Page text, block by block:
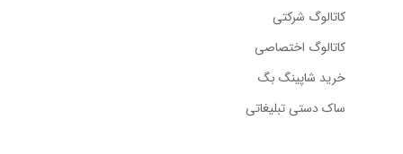
کاتالوگ شرکتی
کاتالوگ اختصاصی
خرید شاپینگ بگ
ساک دستی تبلیغاتی